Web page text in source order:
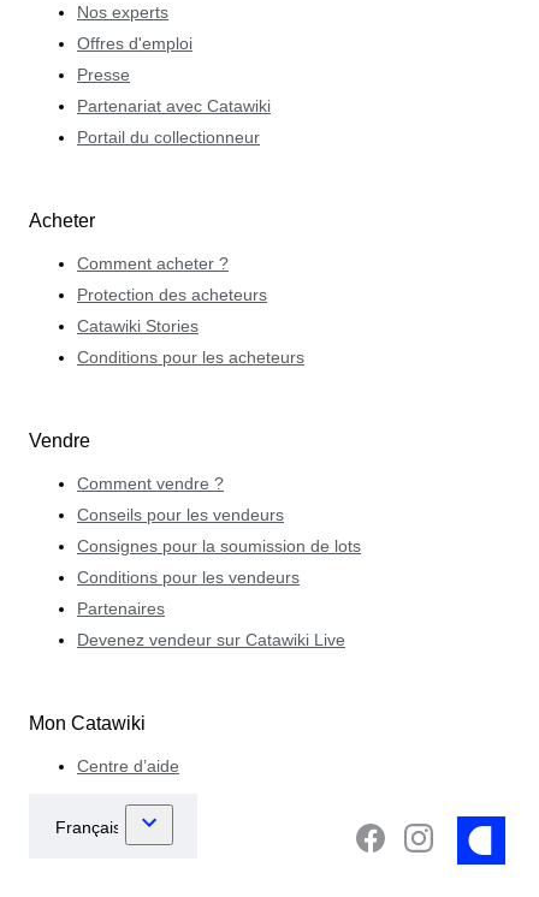
Nos experts
Offres d'emploi
Presse
Partenariat avec Catawiki
Portail du collectionneur
Acheter
Comment acheter ?
Protection des acheteurs
Catawiki Stories
Conditions pour les acheteurs
Vendre
Comment vendre ?
Conseils pour les vendeurs
Consignes pour la soumission de lots
Conditions pour les vendeurs
Partenaires
Devenez vendeur sur Catawiki Live
Mon Catawiki
Centre d’aide